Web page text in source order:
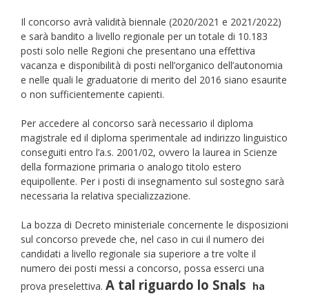
Il concorso avrà validità biennale (2020/2021 e 2021/2022)
e sarà bandito a livello regionale per un totale di 10.183
posti solo nelle Regioni che presentano una effettiva
vacanza e disponibilità di posti nell’organico dell’autonomia
e nelle quali le graduatorie di merito del 2016 siano esaurite
o non sufficientemente capienti.
Per accedere al concorso sarà necessario il diploma
magistrale ed il diploma sperimentale ad indirizzo linguistico
conseguiti entro l’a.s. 2001/02, ovvero la laurea in Scienze
della formazione primaria o analogo titolo estero
equipollente. Per i posti di insegnamento sul sostegno sarà
necessaria la relativa specializzazione.
La bozza di Decreto ministeriale concernente le disposizioni
sul concorso prevede che, nel caso in cui il numero dei
candidati a livello regionale sia superiore a tre volte il
numero dei posti messi a concorso, possa esserci una
prova preselettiva. A tal riguardo lo Snals ha